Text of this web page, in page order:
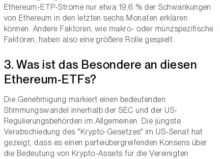
Ethereum-ETP-Ströme nur etwa 19,6 % der Schwankungen
von Ethereum in den letzten sechs Monaten erklären
können. Andere Faktoren, wie makro- oder münzspezifische
Faktoren, haben also eine größere Rolle gespielt.
3. Was ist das Besondere an diesen
Ethereum-ETFs?
Die Genehmigung markiert einen bedeutenden
Stimmungswandel innerhalb der SEC und der US-
Regulierungsbehörden im Allgemeinen. Die jüngste
Verabschiedung des "Krypto-Gesetzes" im US-Senat hat
gezeigt, dass es einen parteiübergreifenden Konsens über
die Bedeutung von Krypto-Assets für die Vereinigten